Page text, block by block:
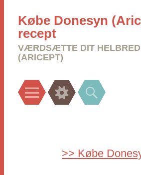
Købe Donesyn
recept
VÆRDSÆTTE DIT HELBRED
(ARICEPT)
Menu Widgets Search
>> Købe